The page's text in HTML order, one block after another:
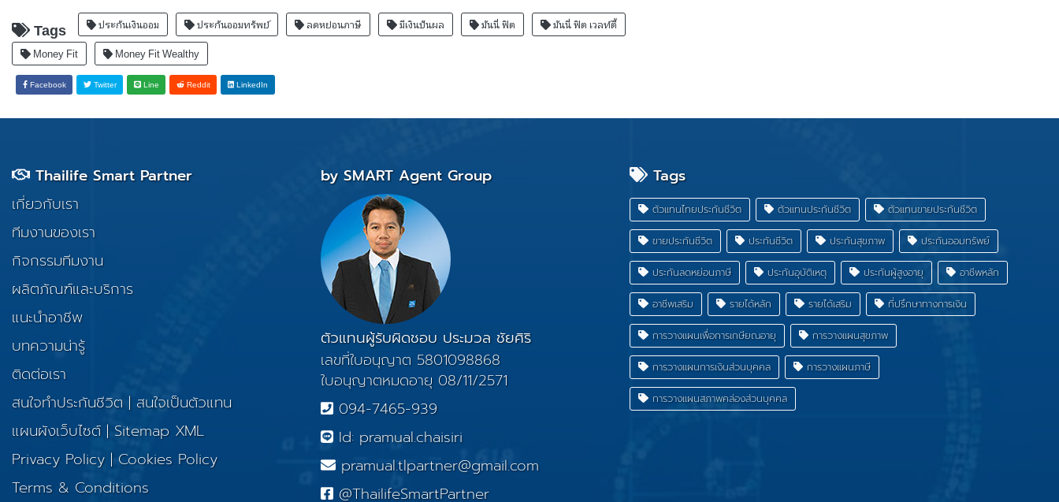
Tags ประกันเงินออม ประกันออมทรัพย์ ลดหย่อนภาษี มีเงินปันผล มันนี่ ฟิต มันนี่ ฟิต เวลท์ตี้
Money Fit Money Fit Wealthy
Facebook Twitter Line Reddit LinkedIn
Thailife Smart Partner
เกี่ยวกับเรา
ทีมงานของเรา
กิจกรรมทีมงาน
ผลิตภัณฑ์และบริการ
แนะนำอาชีพ
บทความน่ารู้
ติดต่อเรา
สนใจทำประกันชีวิต | สนใจเป็นตัวแทน
แผนผังเว็บไซต์| Sitemap XML
Privacy Policy| Cookies Policy
Terms & Conditions
by SMART Agent Group
ตัวแทนผู้รับผิดชอบ ประมวล ชัยศิริ
เลขที่ใบอนุญาต 5801098868
ใบอนุญาตหมดอายุ 08/11/2571
094-7465-939
Id: pramual.chaisiri
pramual.tlpartner@gmail.com
@ThailifeSmartPartner
Tags
ตัวแทนไทยประกันชีวิต ตัวแทนประกันชีวิต ตัวแทนขายประกันชีวิต
ขายประกันชีวิต ประกันชีวิต ประกันสุขภาพ ประกันออมทรัพย์
ประกันลดหย่อนภาษี ประกันอุบัติเหตุ ประกันผู้สูงอายุ อาชีพหลัก
อาชีพเสริม รายได้หลัก รายได้เสริม ที่ปรึกษาทางการเงิน
การวางแผนเพื่อการเกษียณอายุ การวางแผนสุขภาพ
การวางแผนการเงินส่วนบุคคล การวางแผนภาษี
การวางแผนสภาพคล่องส่วนบุคคล